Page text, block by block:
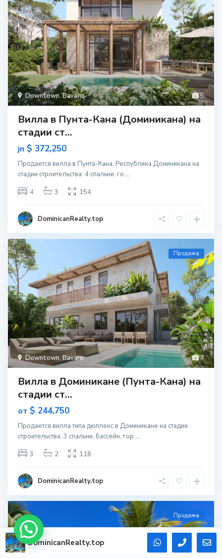
5
Downtown,Bavaro
Вилла в Пунта-Кана (Доминикана) на
стадии ст...
jn $ 372,250
Продается вилла в Пунта-Кана, Республика Доминикана на
стадии строительcтва: 4 спальни, го ...
4
3 154
DominicanRealty.top
4
Downtown, Bavaro
Продажа
Вилла в Доминикане (Пунта-Кана) на
стадии ст...
от $ 244,750
Продается вилла типа дюплекс в Доминикане на стадии
строительcтва: 3 спальни, бассейн, гор ...
3
2 118
DominicanRealty.top
Продажа
DominicanRealty.top